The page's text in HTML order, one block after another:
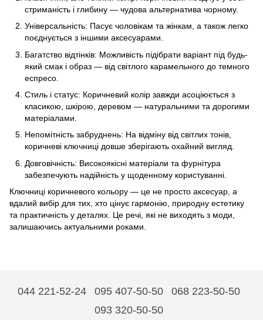
стриманість і глибину — чудова альтернатива чорному.
Універсальність: Пасує чоловікам та жінкам, а також легко
поєднується з іншими аксесуарами.
Багатство відтінків: Можливість підібрати варіант під будь-
який смак і образ — від світлого карамельного до темного
еспресо.
Стиль і статус: Коричневий колір завжди асоціюється з
класикою, шкірою, деревом — натуральними та дорогими
матеріалами.
Непомітність забруднень: На відміну від світлих тонів,
коричневі ключниці довше зберігають охайний вигляд.
Довговічність: Високоякісні матеріали та фурнітура
забезпечують надійність у щоденному користуванні.
Ключниці коричневого кольору — це не просто аксесуар, а
вдалий вибір для тих, хто цінує гармонію, природну естетику
та практичність у деталях. Це речі, які не виходять з моди,
залишаючись актуальними роками.
044 221-52-24 095 407-50-50
068 223-50-50
093 320-50-50